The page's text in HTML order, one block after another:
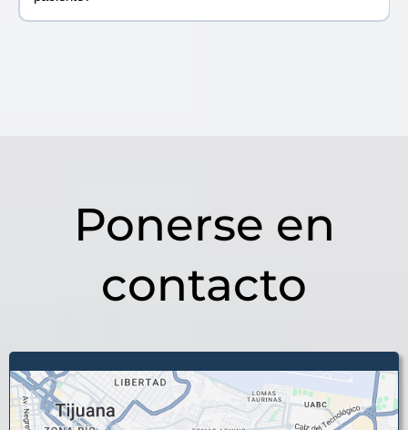
Ponerse en
contacto